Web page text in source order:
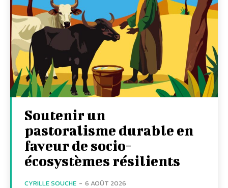
Soutenir un
pastoralisme durable en
faveur de socio-
écosystèmes résilients
CYRILLE SOUCHE - 6 AOÛT 2026